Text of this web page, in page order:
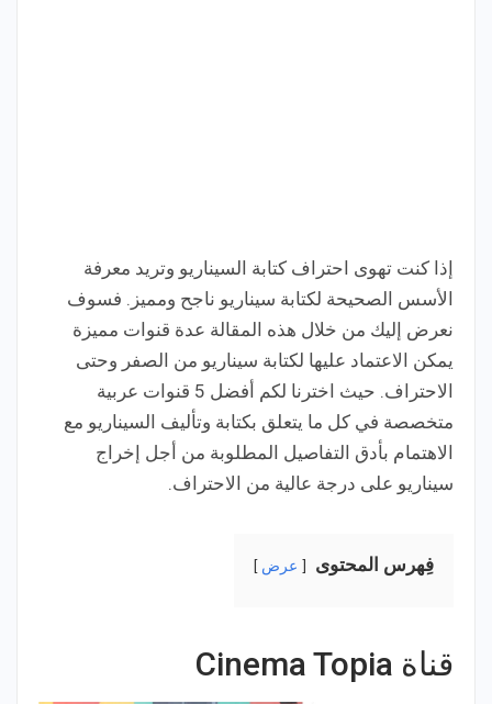
إذا كنت تهوى احتراف كتابة السيناريو وتريد معرفة
الأسس الصحيحة لكتابة سيناريو ناجح ومميز. فسوف
نعرض إليك من خلال هذه المقالة عدة قنوات مميزة
يمكن الاعتماد عليها لكتابة سيناريو من الصفر وحتى
الاحتراف. حيث اخترنا لكم أفضل 5 قنوات عربية
متخصصة في كل ما يتعلق بكتابة وتأليف السيناريو مع
الاهتمام بأدق التفاصيل المطلوبة من أجل إخراج
سيناريو على درجة عالية من الاحتراف.
فِهرس المحتوى عرض
قناة Cinema Topia